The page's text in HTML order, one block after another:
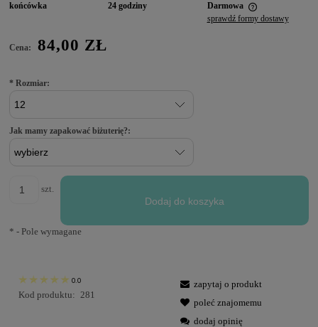
końcówka
24 godziny
Darmowa
sprawdź formy dostawy
Cena: 84,00 ZŁ
* Rozmiar:
Jak mamy zapakować biżuterię?:
szt.
Dodaj do koszyka
* - Pole wymagane
0.0
Kod produktu: 281
zapytaj o produkt
poleć znajomemu
dodaj opinię